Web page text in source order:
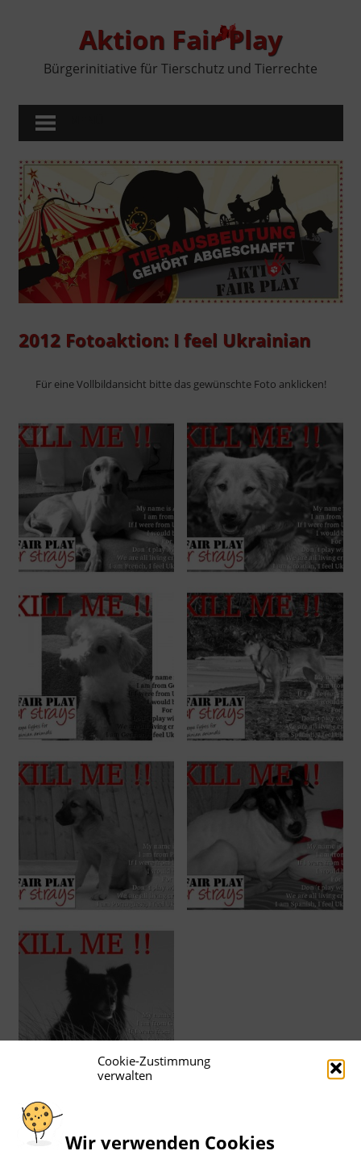
Cookie-Zustimmung
verwalten
Wir verwenden Cookies
Aktion Fair Play
Bürgerinitiative für Tierschutz und Tierrechte
2012 Fotoaktion: I feel Ukrainian
Für eine Vollbildansicht bitte das gewünschte Foto anklicken!
Aufrufe